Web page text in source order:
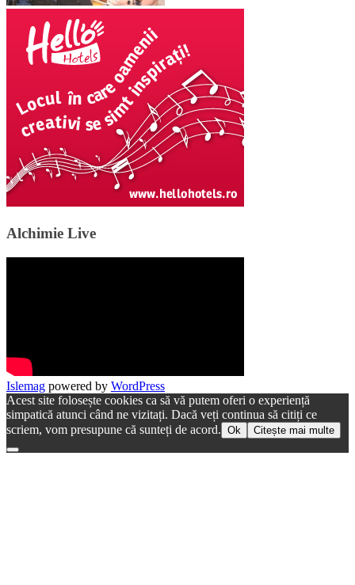
Alchimie Live
Islemag powered by WordPress
Acest site folosește cookies ca să vă putem oferi o experiență
simpatică atunci când ne vizitați. Dacă veți continua să citiți ce
scriem, vom presupune că sunteți de acord. Ok Citește mai multe